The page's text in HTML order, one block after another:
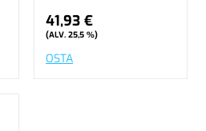
41,93 €
(ALV. 25,5 %)
OSTA